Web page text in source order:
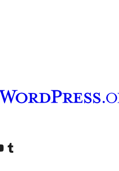
기 텀블러 계정 방문하기